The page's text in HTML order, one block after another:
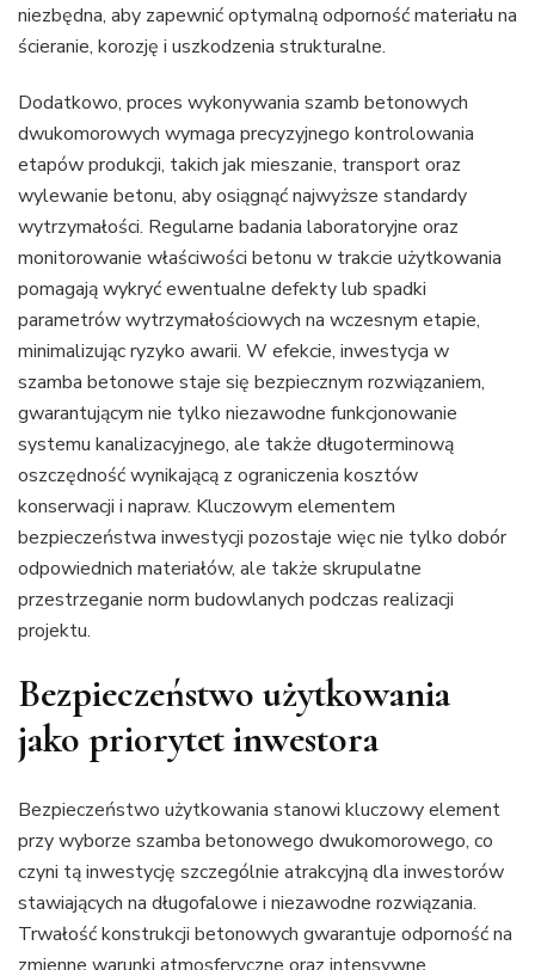
niezbędna, aby zapewnić optymalną odporność materiału na
ścieranie, korozję i uszkodzenia strukturalne.
Dodatkowo, proces wykonywania szamb betonowych
dwukomorowych wymaga precyzyjnego kontrolowania
etapów produkcji, takich jak mieszanie, transport oraz
wylewanie betonu, aby osiągnąć najwyższe standardy
wytrzymałości. Regularne badania laboratoryjne oraz
monitorowanie właściwości betonu w trakcie użytkowania
pomagają wykryć ewentualne defekty lub spadki
parametrów wytrzymałościowych na wczesnym etapie,
minimalizując ryzyko awarii. W efekcie, inwestycja w
szamba betonowe staje się bezpiecznym rozwiązaniem,
gwarantującym nie tylko niezawodne funkcjonowanie
systemu kanalizacyjnego, ale także długoterminową
oszczędność wynikającą z ograniczenia kosztów
konserwacji i napraw. Kluczowym elementem
bezpieczeństwa inwestycji pozostaje więc nie tylko dobór
odpowiednich materiałów, ale także skrupulatne
przestrzeganie norm budowlanych podczas realizacji
projektu.
Bezpieczeństwo użytkowania
jako priorytet inwestora
Bezpieczeństwo użytkowania stanowi kluczowy element
przy wyborze szamba betonowego dwukomorowego, co
czyni tą inwestycję szczególnie atrakcyjną dla inwestorów
stawiających na długofalowe i niezawodne rozwiązania.
Trwałość konstrukcji betonowych gwarantuje odporność na